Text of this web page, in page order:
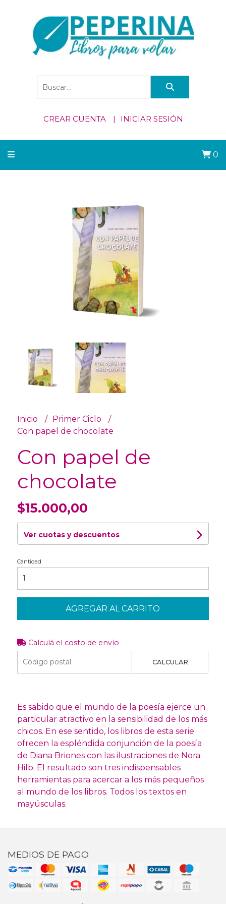
CREAR CUENTA INICIAR SESIÓN
0
Inicio
Primer Ciclo
Con papel de chocolate
Con papel de
chocolate
$15.000,00
Ver cuotas y descuentos
Cantidad
AGREGAR AL CARRITO
Calculá el costo de envío
CALCULAR
Es sabido que el mundo de la poesía ejerce un
particular atractivo en la sensibilidad de los más
chicos. En ese sentido, los libros de esta serie
ofrecen la espléndida conjunción de la poesía
de Diana Briones con las ilustraciones de Nora
Hilb. El resultado son tres indispensables
herramientas para acercar a los más pequeños
al mundo de los libros. Todos los textos en
mayúsculas.
MEDIOS DE PAGO